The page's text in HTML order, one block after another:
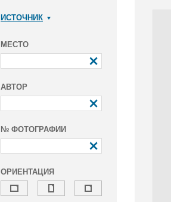
ИСТОЧНИК
МЕСТО
АВТОР
№ ФОТОГРАФИИ
ОРИЕНТАЦИЯ